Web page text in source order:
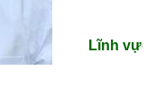
Lĩnh vực